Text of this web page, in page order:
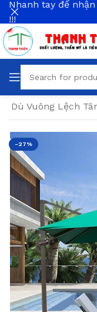
Dù Vuông Lệch
-27%
Nhanh tay để
!!!